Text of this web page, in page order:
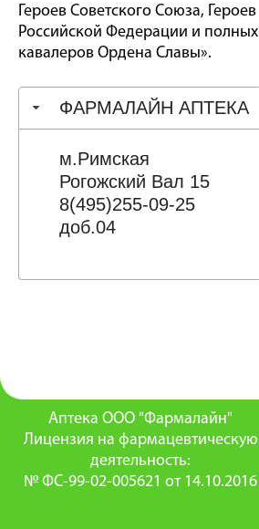
Героев Советского Союза, Героев
Российской Федерации и полных
кавалеров Ордена Славы».
ФАРМАЛАЙН АПТЕКА
м.Римская
Рогожский Вал 15
8(495)255-09-25
доб.04
Аптека ООО "Фармалайн"
Лицензия на фармацевтическую
деятельность:
№ ФС-99-02-005621 от 14.10.2016